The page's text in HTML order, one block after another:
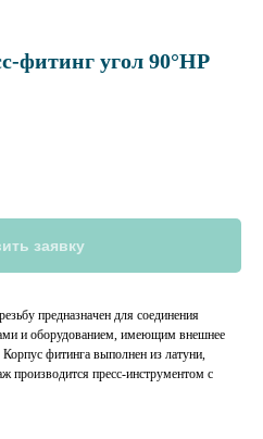
фитинг угол 90°HP
заявку
предназначен для соединения
и оборудованием, имеющим внешнее
фитинга выполнен из латуни,
производится пресс-инструментом с